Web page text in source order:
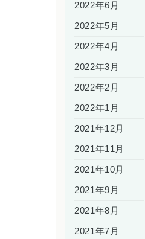
2022年6月
2022年5月
2022年4月
2022年3月
2022年2月
2022年1月
2021年12月
2021年11月
2021年10月
2021年9月
2021年8月
2021年7月